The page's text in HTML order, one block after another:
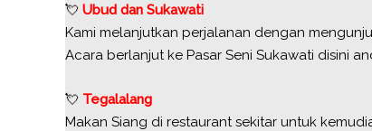
💘 Ubud dan Sukawati
Kami melanjutkan perjalanan dengan
Acara berlanjut ke Pasar Seni Sukawati disini
💘 Tegalalang
Makan Siang di restaurant sekitar untuk